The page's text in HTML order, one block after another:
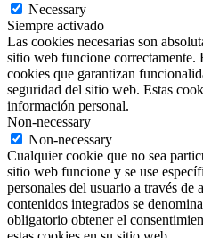
Necessary
Siempre activado
Las cookies necesarias son
sitio web funcione correctamente.
cookies que garantizan
seguridad del sitio web. Estas
información personal.
Non-necessary
Non-necessary
Cualquier cookie que no sea
sitio web funcione y se use
personales del usuario a través de
contenidos integrados se
obligatorio obtener el